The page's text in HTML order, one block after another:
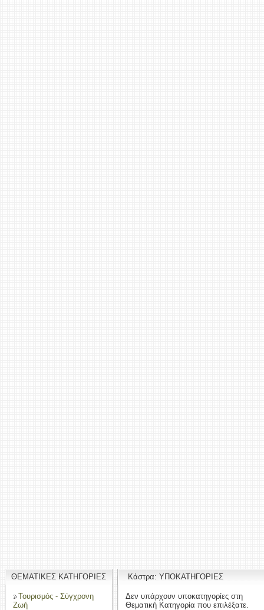
ΘΕΜΑΤΙΚΕΣ ΚΑΤΗΓΟΡΙΕΣ
Τουρισμός - Σύγχρονη
Ζωή
Κάστρα: ΥΠΟΚΑΤΗΓΟΡΙΕΣ
Δεν υπάρχουν υποκατηγορίες στη
Θεματική Κατηγορία που επιλέξατε.